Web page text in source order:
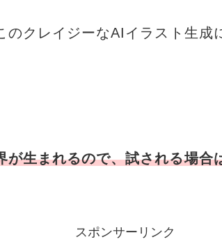
のクレイジーなAIイラスト生成
生まれるので、試される場合
スポンサーリンク